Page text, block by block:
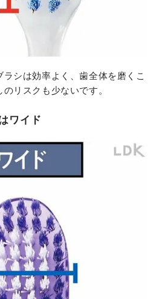
シは効率よく、歯全体を磨くこ
リスクも少ないです。
ワイド